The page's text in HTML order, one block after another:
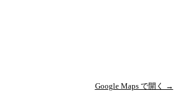
Google Maps で開く →